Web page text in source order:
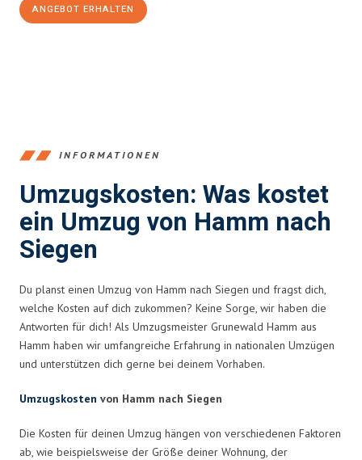
ANGEBOT ERHALTEN
INFORMATIONEN
Umzugskosten: Was kostet
ein Umzug von Hamm nach
Siegen
Du planst einen Umzug von Hamm nach Siegen und fragst dich,
welche Kosten auf dich zukommen? Keine Sorge, wir haben die
Antworten für dich! Als Umzugsmeister Grunewald Hamm aus
Hamm haben wir umfangreiche Erfahrung in nationalen Umzügen
und unterstützen dich gerne bei deinem Vorhaben.
Umzugskosten von Hamm nach Siegen
Die Kosten für deinen Umzug hängen von verschiedenen Faktoren
ab, wie beispielsweise der Größe deiner Wohnung, der